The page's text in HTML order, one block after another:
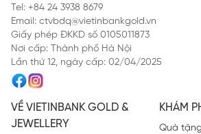
Tel: +84 24 3938 8679
Email: ctvbdq@vietinbankgold.vn
Giấy phép ĐKKD số 0105011873
Nơi cấp: Thành phố Hà Nội
Lần thứ 12, ngày cấp: 02/04/2025
VỀ VIETINBANK GOLD &
JEWELLERY
KHÁM
Quà tặng